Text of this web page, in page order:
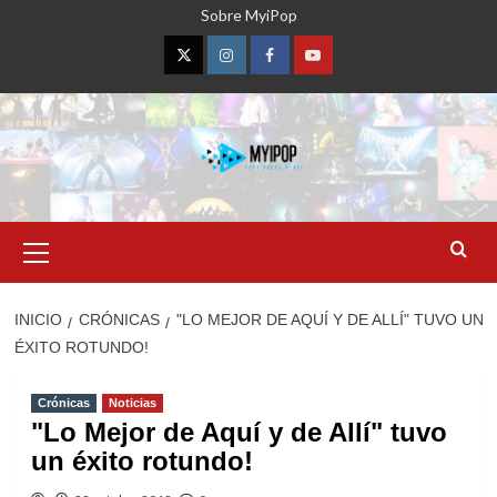
Sobre MyiPop
TwitterInstagramFacebookYouTube
primario
INICIO CRÓNICAS
"LO MEJOR DE AQUÍ Y DE ALLÍ" TUVO UN
ÉXITO ROTUNDO!
Crónicas Noticias
"Lo Mejor de Aquí y de Allí" tuvo
un éxito rotundo!